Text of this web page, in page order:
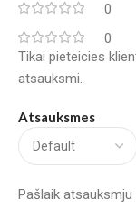
0
0
Atsauksmes
Pašlaik atsauksmju
Tikai pieteicies
atsauksmi.